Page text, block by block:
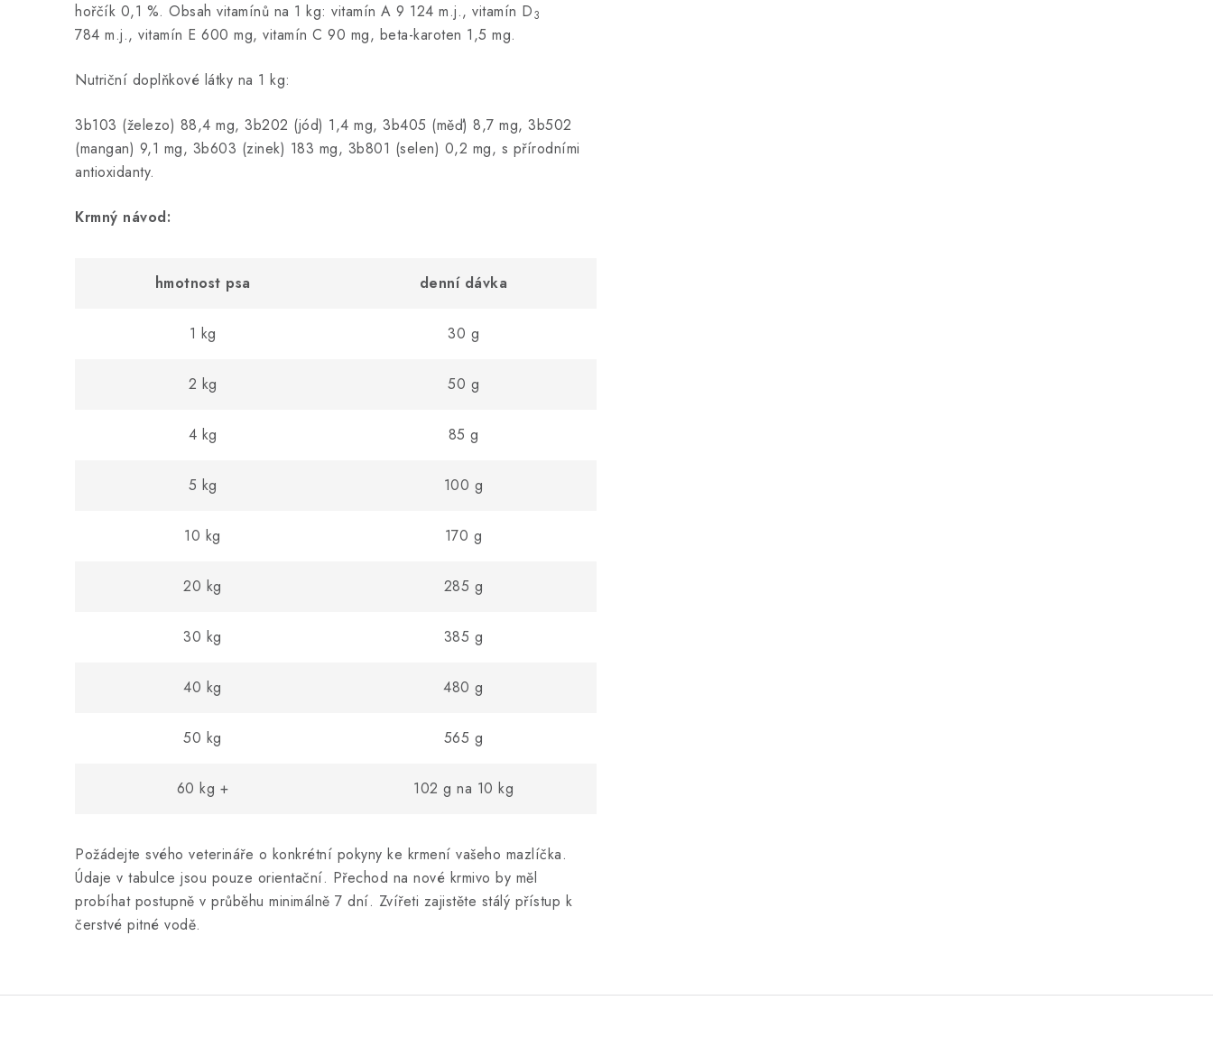
hořčík 0,1 %. Obsah vitamínů na 1 kg: vitamín A 9 124 m.j., vitamín D3
784 m.j., vitamín E 600 mg, vitamín C 90 mg, beta-karoten 1,5 mg.
Nutriční doplňkové látky na 1 kg:
3b103 (železo) 88,4 mg, 3b202 (jód) 1,4 mg, 3b405 (měď) 8,7 mg, 3b502
(mangan) 9,1 mg, 3b603 (zinek) 183 mg, 3b801 (selen) 0,2 mg, s přírodními
antioxidanty.
Krmný návod:
hmotnost psa denní dávka
1 kg 30 g
2 kg 50 g
4 kg 85 g
5 kg 100 g
10 kg 170 g
20 kg 285 g
30 kg 385 g
40 kg 480 g
50 kg 565 g
60 kg + 102 g na 10 kg
Požádejte svého veterináře o konkrétní pokyny ke krmení vašeho mazlíčka.
Údaje v tabulce jsou pouze orientační. Přechod na nové krmivo by měl
probíhat postupně v průběhu minimálně 7 dní. Zvířeti zajistěte stálý přístup k
čerstvé pitné vodě.